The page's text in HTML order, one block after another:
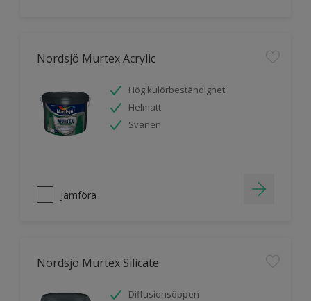
Nordsjö Murtex Acrylic
Hög kulörbeständighet
Helmatt
Svanen
Jämföra
Nordsjö Murtex Silicate
Diffusionsöppen